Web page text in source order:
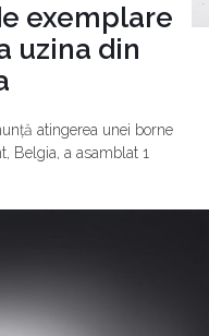
exemplare
uzina din
atingerea unei borne
Belgia, a asamblat 1